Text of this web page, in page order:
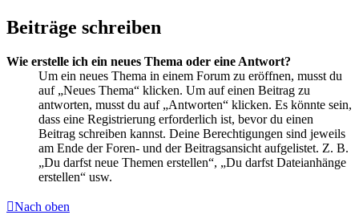
Beiträge schreiben
Wie erstelle ich ein neues Thema oder eine Antwort?
Um ein neues Thema in einem Forum zu eröffnen, musst du
auf „Neues Thema“ klicken. Um auf einen Beitrag zu
antworten, musst du auf „Antworten“ klicken. Es könnte sein,
dass eine Registrierung erforderlich ist, bevor du einen
Beitrag schreiben kannst. Deine Berechtigungen sind jeweils
am Ende der Foren- und der Beitragsansicht aufgelistet. Z. B.
„Du darfst neue Themen erstellen“, „Du darfst Dateianhänge
erstellen“ usw.
Nach oben